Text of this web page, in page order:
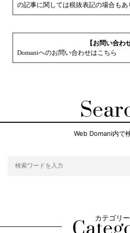
の記事に関しては税抜表記の場合もあ
【お問い合わ
Domaniへのお問い合わせはこちら
Web Domani内で
カテゴリー